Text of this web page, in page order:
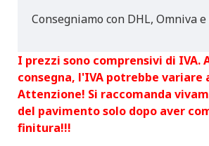
Consegniamo con DHL, Omniva
I prezzi sono comprensivi di IVA.
consegna, l'IVA potrebbe
Attenzione! Si raccomanda
del pavimento solo dopo aver
finitura!!!